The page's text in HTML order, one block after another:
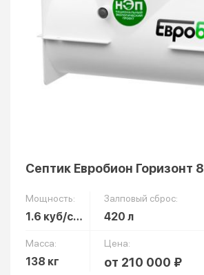
Септик Евробион Горизонт 8
Мощность:
1.6 куб/сут
Залповый сброс:
420 л
Масса:
138 кг
Цена:
от 210 000 ₽